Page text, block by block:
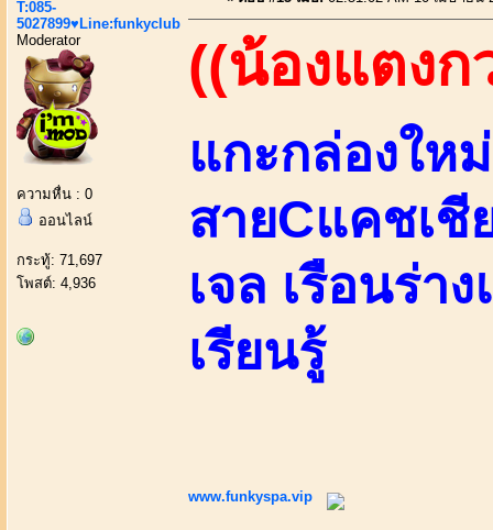
T:085-
5027899♥Line:funkyclub
Moderator
ความหื่น : 0
ออนไลน์
กระทู้: 71,697
โพสต์: 4,936
((น้องแตงก
แกะกล่องให
สายCแคชเ
เจล เรือนร่า
เรียนรู้
www.funkyspa.vip